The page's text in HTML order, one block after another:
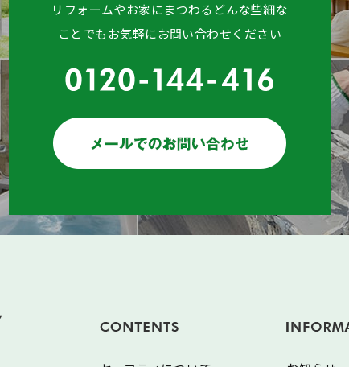
リフォームやお家にまつわるどんな些細な
ことでもお気軽にお問い合わせください